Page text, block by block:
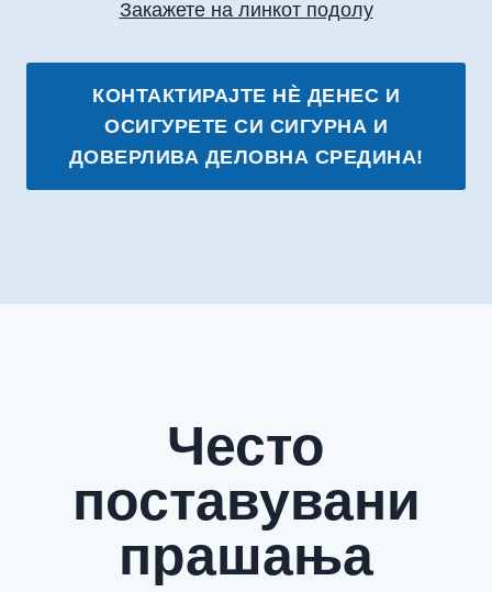
Закажете на линкот подолу
КОНТАКТИРАЈТЕ НÈ ДЕНЕС И
ОСИГУРЕТЕ СИ СИГУРНА И
ДОВЕРЛИВА ДЕЛОВНА СРЕДИНА!
Често
поставувани
прашања